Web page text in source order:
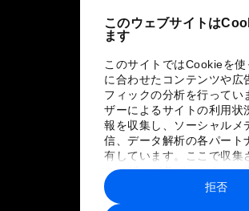
このウェブサイトは
ます
このサイトではCookieを
に合わせたコンテンツや広
フィックの分析を行ってい
ザーによるサイトの利用状
報を収集し、ソーシャルメ
信、データ解析の各パート
有しています。ここで収集
ユーザーが各パートナーに
報や各パートナーのサービ
に収集された情報と組み合
拒否